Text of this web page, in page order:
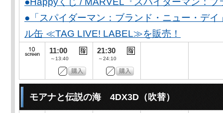
●「スパイダーマン：ブランド・ニュー・デ
ル缶 ≪TAG LIVE! LABEL≫を販売！
11:00
～13:40
21:30
～24:10
モアナと伝説の海 4DX3D（吹替）